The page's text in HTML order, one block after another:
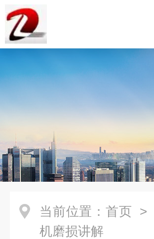
当前位置： 首页 >
机磨损讲解